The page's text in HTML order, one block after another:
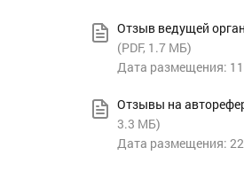
Отзыв ведущей
(PDF, 1.7 МБ)
Дата размещения:
Отзывы на
3.3 МБ)
Дата размещения: